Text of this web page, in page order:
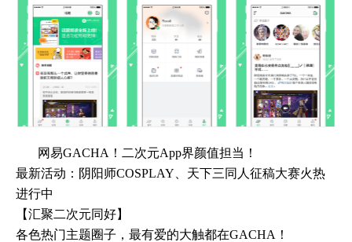
网易GACHA！二次元App界颜值担当！
最新活动：阴阳师COSPLAY、天下三同人征稿大赛火热
进行中
【汇聚二次元同好】
各色热门主题圈子，最有爱的大触都在GACHA！